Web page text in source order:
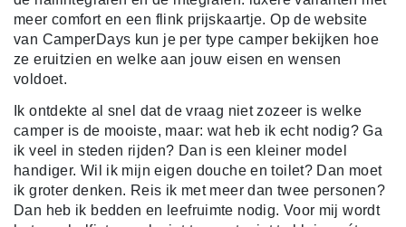
meer comfort en een flink prijskaartje. Op de website
van CamperDays kun je per type camper bekijken hoe
ze eruitzien en welke aan jouw eisen en wensen
voldoet.
Ik ontdekte al snel dat de vraag niet zozeer is welke
camper is de mooiste, maar: wat heb ik echt nodig? Ga
ik veel in steden rijden? Dan is een kleiner model
handiger. Wil ik mijn eigen douche en toilet? Dan moet
ik groter denken. Reis ik met meer dan twee personen?
Dan heb ik bedden en leefruimte nodig. Voor mij wordt